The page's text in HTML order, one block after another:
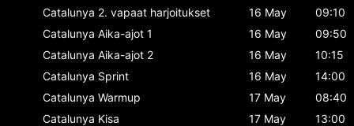
Catalunya 2. vapaat harjoitukset 16 May
09:10
Catalunya Aika-ajot 1 16 May
09:50
Catalunya Aika-ajot 2 16 May
10:15
Catalunya Sprint 16 May
14:00
Catalunya Warmup 17 May
08:40
Catalunya Kisa 17 May
13:00